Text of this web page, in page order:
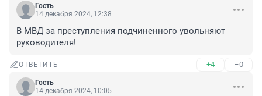
Гость
14 декабря 2024, 12:38
В МВД за преступления подчиненного увольняют
руководителя!
ОТВЕТИТЬ +4 –0
Гость
14 декабря 2024, 10:05